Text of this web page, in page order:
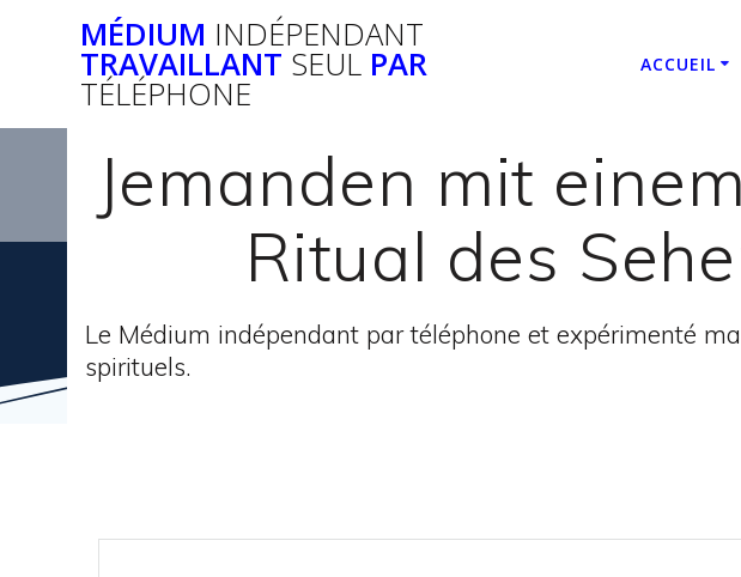
MÉDIUM INDÉPENDANT
TRAVAILLANT SEUL PAR
TÉLÉPHONE
ACCUEIL
Jemanden mit
Ritual des
Le Médium indépendant par téléphone et expérimenté
spirituels.